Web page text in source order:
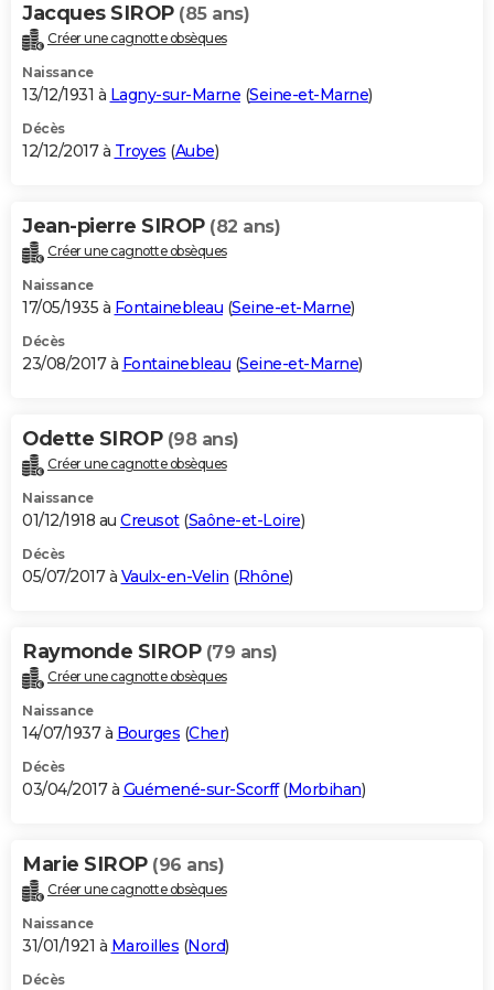
Jacques SIROP (85 ans)
Créer une cagnotte obsèques
Naissance
13/12/1931 à Lagny-sur-Marne (Seine-et-Marne)
Décès
12/12/2017 à Troyes (Aube)
Jean-pierre SIROP (82 ans)
Créer une cagnotte obsèques
Naissance
17/05/1935 à Fontainebleau (Seine-et-Marne)
Décès
23/08/2017 à Fontainebleau (Seine-et-Marne)
Odette SIROP (98 ans)
Créer une cagnotte obsèques
Naissance
01/12/1918 au Creusot(Saône-et-Loire)
Décès
05/07/2017 à Vaulx-en-Velin (Rhône)
Raymonde SIROP (79 ans)
Créer une cagnotte obsèques
Naissance
14/07/1937 à Bourges (Cher)
Décès
03/04/2017 à Guémené-sur-Scorff(Morbihan)
Marie SIROP (96 ans)
Créer une cagnotte obsèques
Naissance
31/01/1921 à Maroilles (Nord)
Décès